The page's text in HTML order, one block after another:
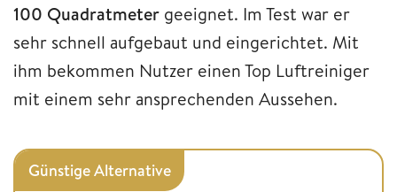
100 Quadratmeter geeignet. Im Test war er
sehr schnell aufgebaut und eingerichtet. Mit
ihm bekommen Nutzer einen Top Luftreiniger
mit einem sehr ansprechenden Aussehen.
Günstige Alternative